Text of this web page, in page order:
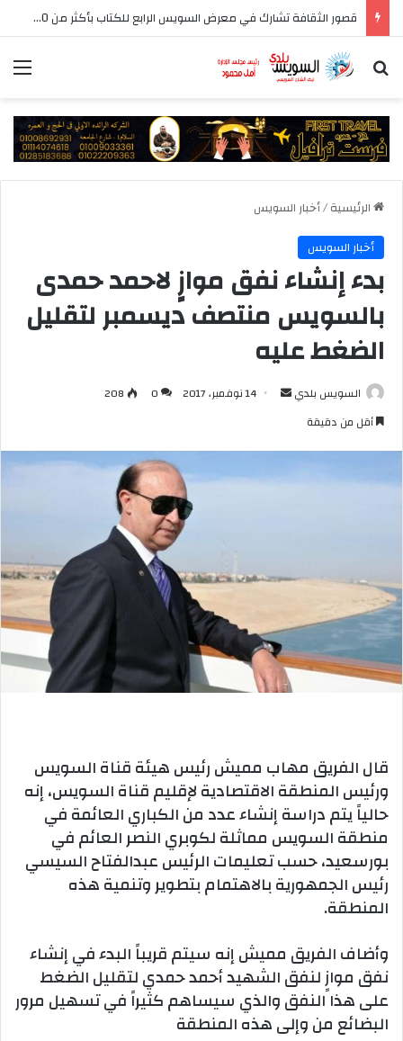
قصور الثقافة تشارك في معرض السويس الرابع للكتاب بأكثر من 250 عنوانا وببرنامج فني عبر المسرح المتنقل
بحث عن
الرئيسية/أخبار السويس
أخبار السويس
بدء إنشاء نفق موازٍ لاحمد حمدى
بالسويس منتصف ديسمبر لتقليل
الضغط عليه
السويس بلدي
أرسل 14 نوفمبر، 2017 0
208
أقل من دقيقة
قال الفريق مهاب مميش رئيس هيئة قناة السويس
ورئيس المنطقة الاقتصادية لإقليم قناة السويس، إنه
حالياً يتم دراسة إنشاء عدد من الكباري العائمة في
منطقة السويس مماثلة لكوبري النصر العائم في
بورسعيد، حسب تعليمات الرئيس عبدالفتاح السيسي
رئيس الجمهورية بالاهتمام بتطوير وتنمية هذه
المنطقة.
وأضاف الفريق مميش إنه سيتم قريباً البدء في إنشاء
نفق موازٍ لنفق الشهيد أحمد حمدي لتقليل الضغط
على هذا النفق والذي سيساهم كثيراً في تسهيل مرور
البضائع من وإلى هذه المنطقة